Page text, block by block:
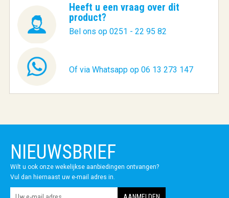
Heeft u een vraag over dit
product?
Bel ons op 0251 - 22 95 82
Of via Whatsapp op 06 13 273 147
NIEUWSBRIEF
Wilt u ook onze wekelijkse aanbiedingen ontvangen?
Vul dan hiernaast uw e-mail adres in.